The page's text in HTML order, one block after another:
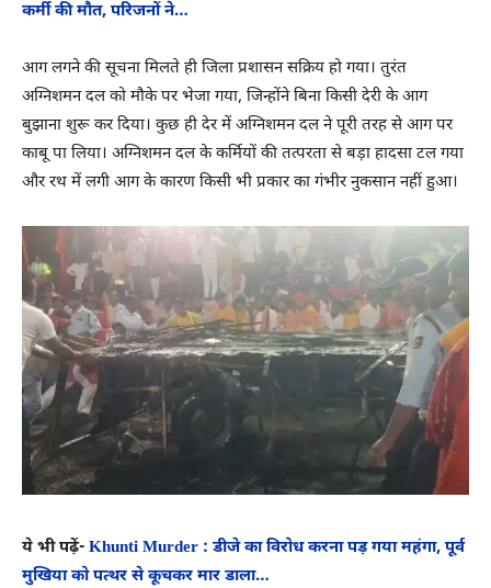
कर्मी की मौत, परिजनों ने…
आग लगने की सूचना मिलते ही जिला प्रशासन सक्रिय हो गया। तुरंत
अग्निशमन दल को मौके पर भेजा गया, जिन्होंने बिना किसी देरी के आग
बुझाना शुरू कर दिया। कुछ ही देर में अग्निशमन दल ने पूरी तरह से आग पर
काबू पा लिया। अग्निशमन दल के कर्मियों की तत्परता से बड़ा हादसा टल गया
और रथ में लगी आग के कारण किसी भी प्रकार का गंभीर नुकसान नहीं हुआ।
ये भी पढ़ें- Khunti Murder : डीजे का विरोध करना पड़ गया महंगा, पूर्व
मुखिया को पत्थर से कूचकर मार डाला…